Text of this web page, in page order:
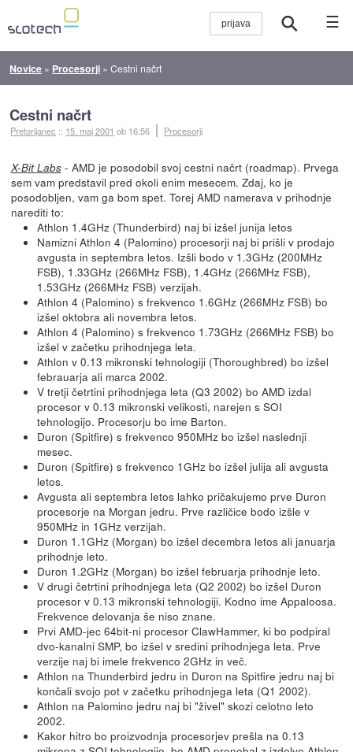
☰
Novice » Procesorji »Cestni načrt
Cestni načrt
Pretorijanec :: 15. maj 2001 ob 16:56 Procesorji
X-Bit Labs- AMD je posodobil svoj cestni načrt (roadmap). Prvega
sem vam predstavil pred okoli enim mesecem. Zdaj, ko je
posodobljen, vam ga bom spet. Torej AMD namerava v prihodnje
narediti to:
Athlon 1.4GHz (Thunderbird) naj bi izšel junija letos
Namizni Athlon 4 (Palomino) procesorji naj bi prišli v prodajo
avgusta in septembra letos. Izšli bodo v 1.3GHz (200MHz
FSB), 1.33GHz (266MHz FSB), 1.4GHz (266MHz FSB),
1.53GHz (266MHz FSB) verzijah.
Athlon 4 (Palomino) s frekvenco 1.6GHz (266MHz FSB) bo
izšel oktobra ali novembra letos.
Athlon 4 (Palomino) s frekvenco 1.73GHz (266MHz FSB) bo
izšel v začetku prihodnjega leta.
Athlon v 0.13 mikronski tehnologiji (Thoroughbred) bo izšel
febrauarja ali marca 2002.
V tretji četrtini prihodnjega leta (Q3 2002) bo AMD izdal
procesor v 0.13 mikronski velikosti, narejen s SOI
tehnologijo. Procesorju bo ime Barton.
Duron (Spitfire) s frekvenco 950MHz bo izšel naslednji
mesec.
Duron (Spitfire) s frekvenco 1GHz bo izšel julija ali avgusta
letos.
Avgusta ali septembra letos lahko pričakujemo prve Duron
procesorje na Morgan jedru. Prve različice bodo izšle v
950MHz in 1GHz verzijah.
Duron 1.1GHz (Morgan) bo izšel decembra letos ali januarja
prihodnje leto.
Duron 1.2GHz (Morgan) bo izšel februarja prihodnje leto.
V drugi četrtini prihodnjega leta (Q2 2002) bo izšel Duron
procesor v 0.13 mikronski tehnologiji. Kodno ime Appaloosa.
Frekvence delovanja še niso znane.
Prvi AMD-jec 64bit-ni procesor ClawHammer, ki bo podpiral
dvo-kanalni SMP, bo izšel v sredini prihodnjega leta. Prve
verzije naj bi imele frekvenco 2GHz in več.
Athlon na Thunderbird jedru in Duron na Spitfire jedru naj bi
končali svojo pot v začetku prihodnjega leta (Q1 2002).
Athlon na Palomino jedru naj bi "živel" skozi celotno leto
2002.
Kakor hitro bo proizvodnja procesorjev prešla na 0.13